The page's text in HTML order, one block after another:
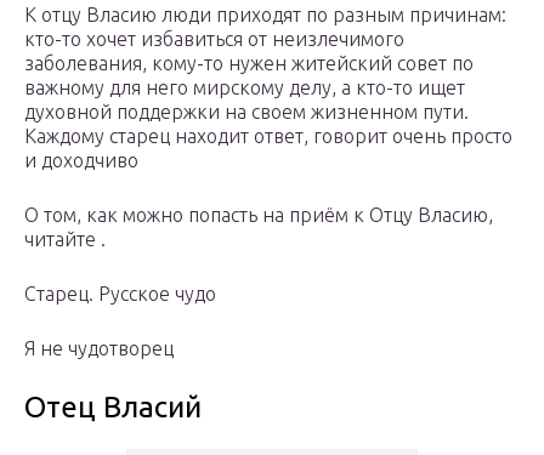
К отцу Власию люди приходят по разным причинам:
кто-то хочет избавиться от неизлечимого
заболевания, кому-то нужен житейский совет по
важному для него мирскому делу, а кто-то ищет
духовной поддержки на своем жизненном пути.
Каждому старец находит ответ, говорит очень просто
и доходчиво
О том, как можно попасть на приём к Отцу Власию,
читайте .
Старец. Русское чудо
Я не чудотворец
Отец Власий